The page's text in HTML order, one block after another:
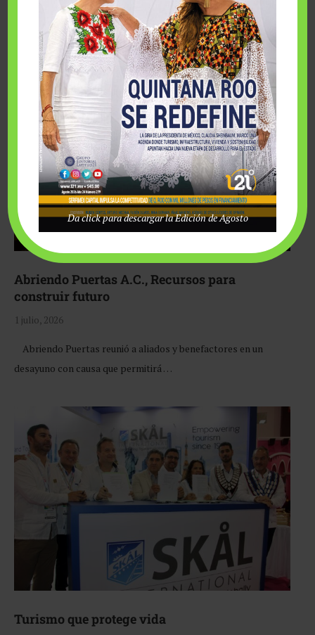
Fairmont Mayakoba y Make-A-Wish México unieron
esfuerzos para hacer realidad el deseo de una …
Abriendo Puertas A.C., Recursos para
construir futuro
1 julio, 2026
Abriendo Puertas reunió a aliados y benefactores en un
desayuno con causa que permitirá …
Turismo que protege vida
Da click para descargar la Edición de Agosto